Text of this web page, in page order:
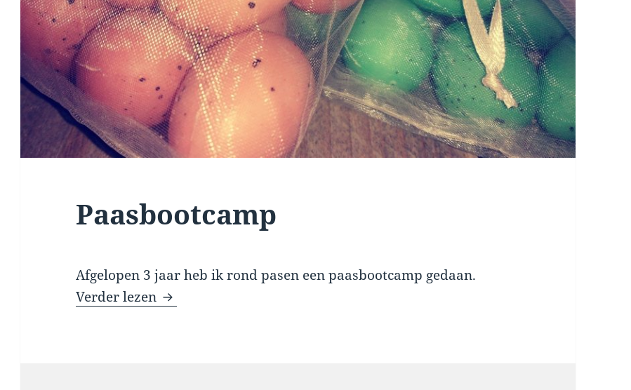
Paasbootcamp
Afgelopen 3 jaar heb ik rond pasen een paasbootcamp gedaan.
Verder lezen Paasbootcamp